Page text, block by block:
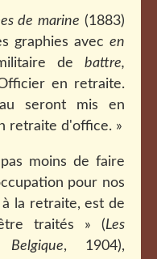
de marine (1883)
graphies avec en
de battre,
en retraite.
seront mis en
retraite d'office. »
moins de faire
pour nos
la retraite, est de
traités » (Les
, 1904),